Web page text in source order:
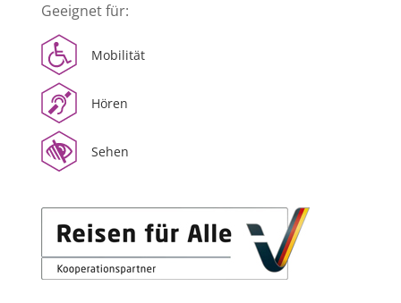
Geeignet für:
Mobilität
Hören
Sehen